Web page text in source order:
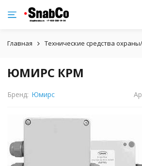
Главная Технические средства
ЮМИРС КРМ
Бренд: Юмирс